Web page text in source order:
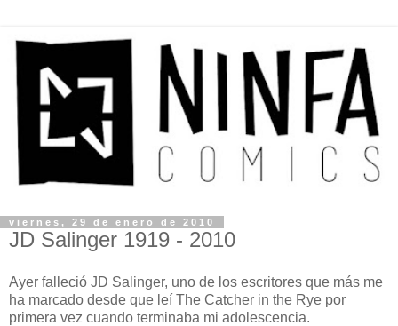
viernes, 29 de enero de 2010
JD Salinger 1919 - 2010
Ayer falleció JD Salinger, uno de los escritores que más me
ha marcado desde que leí The Catcher in the Rye por
primera vez cuando terminaba mi adolescencia.